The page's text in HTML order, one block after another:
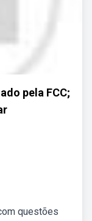
pela FCC;
questões